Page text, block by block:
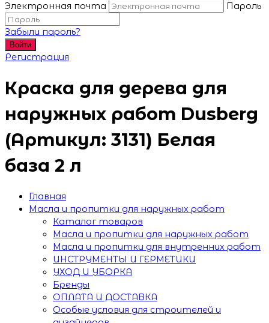
Электронная почта
Пароль
Забыли пароль?
Войти
Регистрация
Краска для дерева для
наружных работ Dusberg
(Артикул: 3131) Белая
база 2 л
Главная
Масла и пропитки для наружных работ
Каталог товаров
Масла и пропитки для наружных работ
Масла и пропитки для внутренних работ
ИНСТРУМЕНТЫ И ГЕРМЕТИКИ
УХОД И УБОРКА
Бренды
ОПЛАТА И ДОСТАВКА
Особые условия для строителей и